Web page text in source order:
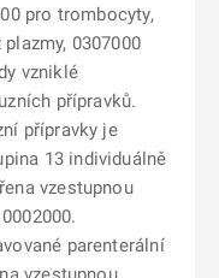
pro trombocyty,
0307000
vzniklé
přípravků.
přípravky je
13 individuálně
vzestupnou
parenterální